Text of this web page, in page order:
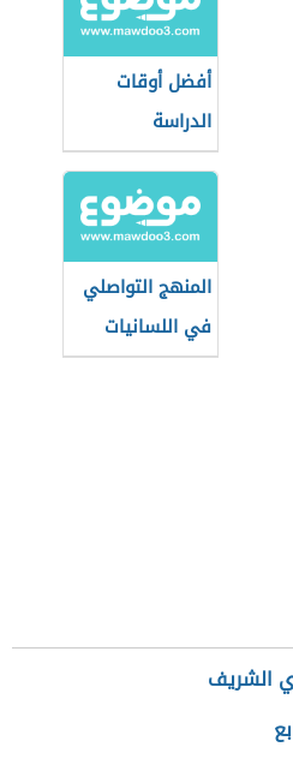
أفضل أوقات
الدراسة
المنهج التواصلي
في اللسانيات
التطبيقية
الشريف